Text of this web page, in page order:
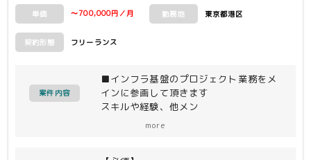
単価 〜700,000円／月 勤務地 東京都港区
契約形態 フリーランス
案件内容
■インフラ基盤のプロジェクト業務をメ
インに参画して頂きます
スキルや経験、他メン
more